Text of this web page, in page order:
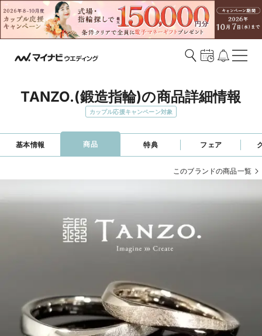
TANZO.(鍛造指輪)の商品詳細情報
カップル応援キャンペーン対象
基本情報 商品 特典 フェア
このブランドの商品一覧